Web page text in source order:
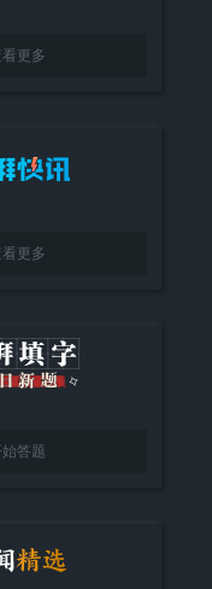
更多
更多
答题